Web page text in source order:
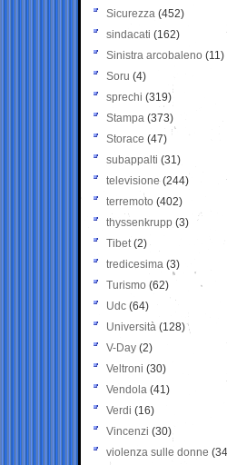
Sicurezza (452)
sindacati (162)
Sinistra arcobaleno (11)
Soru (4)
sprechi (319)
Stampa (373)
Storace (47)
subappalti (31)
televisione(244)
terremoto (402)
thyssenkrupp (3)
Tibet(2)
tredicesima (3)
Turismo (62)
Udc (64)
Università (128)
V-Day (2)
Veltroni (30)
Vendola (41)
Verdi (16)
Vincenzi (30)
violenza sulle donne